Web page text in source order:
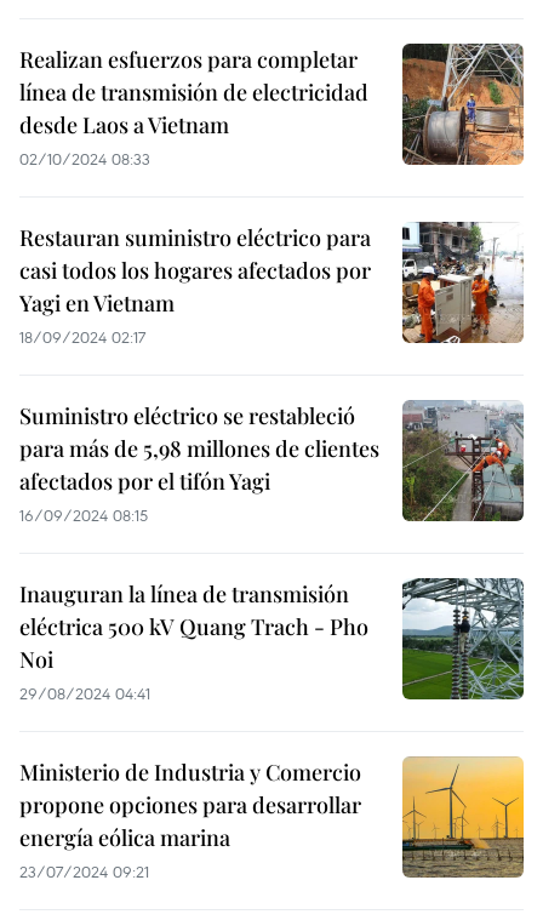
Realizan esfuerzos para completar
línea de transmisión de electricidad
desde Laos a Vietnam
02/10/2024 08:33
Restauran suministro eléctrico para
casi todos los hogares afectados por
Yagi en Vietnam
18/09/2024 02:17
Suministro eléctrico se restableció
para más de 5,98 millones de clientes
afectados por el tifón Yagi
16/09/2024 08:15
Inauguran la línea de transmisión
eléctrica 500 kV Quang Trach - Pho
Noi
29/08/2024 04:41
Ministerio de Industria y Comercio
propone opciones para desarrollar
energía eólica marina
23/07/2024 09:21